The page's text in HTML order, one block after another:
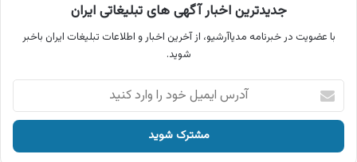
جدیدترین اخبار آگهی های تبلیغاتی ایران
با عضویت در خبرنامه مدیاآرشیو، از آخرین اخبار و اطلاعات تبلیغات ایران باخبر
شوید.
آدرس
ایمیل
خود
وارد